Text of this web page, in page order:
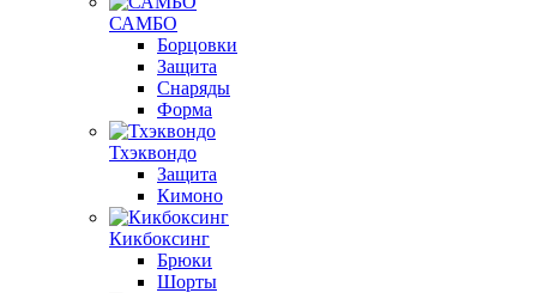
САМБО
Борцовки
Защита
Снаряды
Форма
Тхэквондо
Защита
Кимоно
Кикбоксинг
Брюки
Шорты